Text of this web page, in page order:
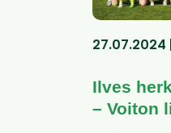
Ilves
– Voiton